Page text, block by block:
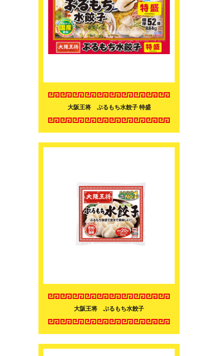
大阪王将 ぷるもち水餃子 特盛
大阪王将 ぷるもち水餃子